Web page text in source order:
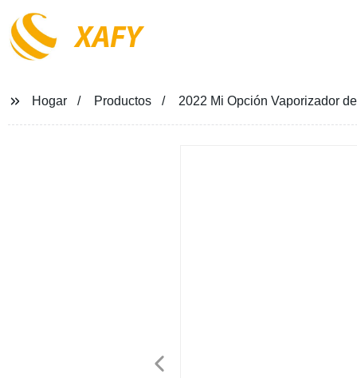
XAFY
Hogar Productos 2022 Mi Opción Vaporizador